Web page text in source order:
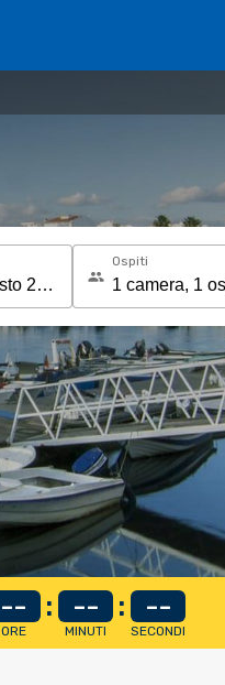
Ospiti
--
ORE
: --
MINUTI
: --
SECONDI